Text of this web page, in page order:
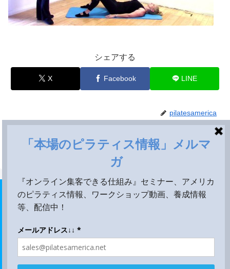
シェアする
X Facebook LINE
pilatesamerica
ホーム 膝疾患の為のピラティスワークショップ動画
ピラティスマシンレンタル
ワークショップ動画
ピラティス英語
集客セミナー